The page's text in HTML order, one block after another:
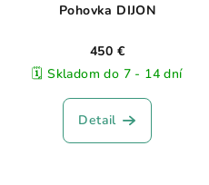
Pohovka DIJON
450 €
🗓️ Skladom do 7 - 14 dní
Detail